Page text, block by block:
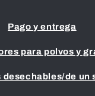
Pago y entrega
para polvos y
desechables/de un